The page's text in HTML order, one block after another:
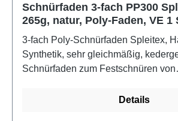
Schnürfaden 3-fach PP300
265g, natur, Poly-Faden, VE 1
Stück
3-fach Poly-Schnürfaden Spleitex,
Synthetik, sehr gleichmäßig,
Schnürfaden zum Festschnüren von
Details